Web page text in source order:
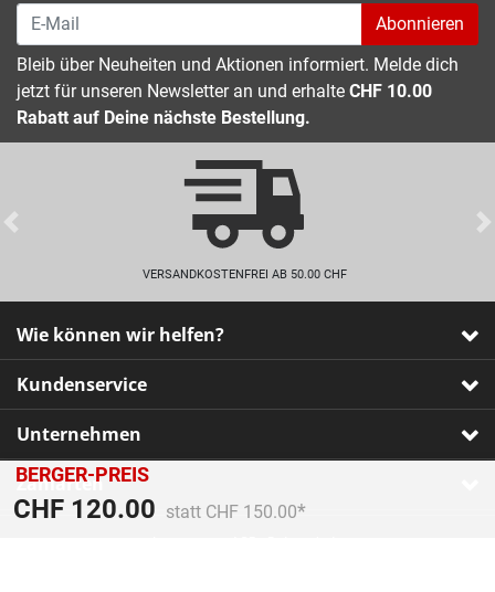
BERGER-PREIS
CHF 120.00 Preis reduziert von
statt CHF 150.00
An
Abonnieren
Bleib über Neuheiten und Aktionen informiert. Melde dich
jetzt für unseren Newsletter an und erhalte CHF 10.00
Rabatt auf Deine nächste Bestellung.
VERSANDKOSTENFREI AB 50.00 CHF
Previous
Wie können wir helfen?
Kundenservice
Unternehmen
Zahlarten